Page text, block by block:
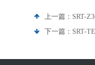
上一篇： SRT-
下一篇： SRT-